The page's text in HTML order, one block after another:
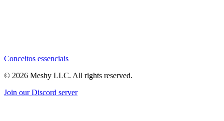
Conceitos essenciais
© 2026 Meshy LLC. All rights reserved.
Join our Discord server